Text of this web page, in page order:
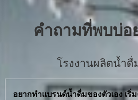
คำถามที่พบบ่อ
โรงงานผลิตน้ำดื่
อยากทำแบรนด์น้ำดื่มของตัวเอง เริ่